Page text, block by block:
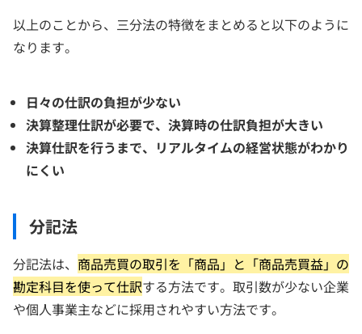
以上のことから、三分法の特徴をまとめると以下のように
なります。
日々の仕訳の負担が少ない
決算整理仕訳が必要で、決算時の仕訳負担が大きい
決算仕訳を行うまで、リアルタイムの経営状態がわかり
にくい
分記法
分記法は、 商品売買の取引を「商品」と「商品売買益」の
勘定科目を使って仕訳する方法です。取引数が少ない企業
や個人事業主などに採用されやすい方法です。